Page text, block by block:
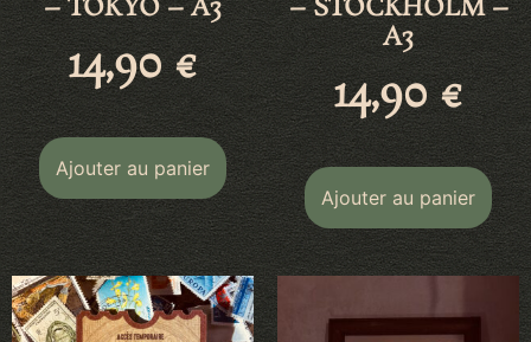
– TOKYO – A3
14,90€
Ajouter au panier
– STOCKHOLM –
A3
14,90€
Ajouter au panier